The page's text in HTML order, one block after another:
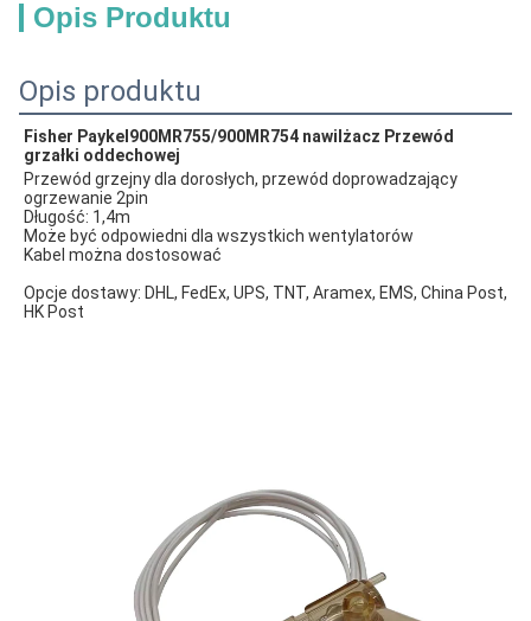
Opis Produktu
Opis produktu
Fisher Paykel 900MR755/900MR754 nawilżacz Przewód
grzałki oddechowej
Przewód grzejny dla dorosłych, przewód doprowadzający
ogrzewanie 2pin
Długość: 1,4m
Może być odpowiedni dla wszystkich wentylatorów
Kabel można dostosować
Opcje dostawy: DHL, FedEx, UPS, TNT, Aramex, EMS, China Post,
HK Post